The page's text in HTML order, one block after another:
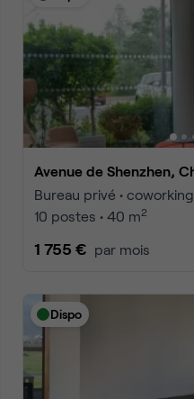
Avenue de Shenzhen,
Bureau privé • coworking
10 postes • 40 m2
1 755 € par mois
Dispo